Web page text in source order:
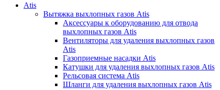
Atis
Вытяжка выхлопных газов Atis
Аксессуары к оборудованию для отвода
выхлопных газов Atis
Вентиляторы для удаления выхлопных газов
Atis
Газоприемные насадки Atis
Катушки для удаления выхлопных газов Atis
Рельсовая система Atis
Шланги для удаления выхлопных газов Atis